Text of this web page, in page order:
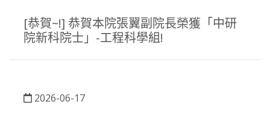
[恭賀~!] 恭賀本院張翼副院長榮獲「中研
院新科院士」-工程科學組!
2026-06-17